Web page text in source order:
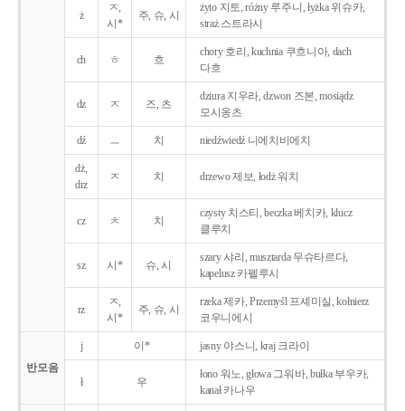
ż
ㅈ,
시*
주, 슈, 시
żyto 지토, różny 루주니, łyżka 위슈카,
straż 스트라시
ch ㅎ 흐
chory 호리, kuchnia 쿠흐니아, dach
다흐
dz ㅈ 즈, 츠
dziura 지우라, dzwon 즈본, mosiądz
모시옹츠
dź ㅡ 치 niedźwiedź 니에치비에치
dż,
drz
ㅈ 치 drzewo 제보, łodż 워치
cz ㅊ 치
czysty 치스티, beczka 베치카, klucz
클루치
sz 시* 슈, 시
szary 샤리, musztarda 무슈타르다,
kapelusz 카펠루시
rz
ㅈ,
시*
주, 슈, 시
rzeka 제카, Przemyśl 프셰미실, kołnierz
코우니에시
반모음
j 이* jasny 야스니, kraj 크라이
ł 우
łono 워노, głowa 그워바, bułka 부우카,
kanał 카나우